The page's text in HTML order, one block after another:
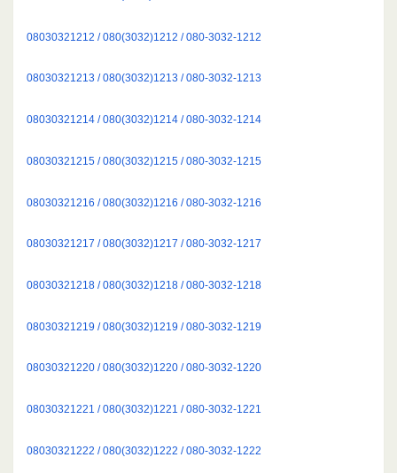
08030321212 / 080(3032)1212 / 080-3032-1212
08030321213 / 080(3032)1213 / 080-3032-1213
08030321214 / 080(3032)1214 / 080-3032-1214
08030321215 / 080(3032)1215 / 080-3032-1215
08030321216 / 080(3032)1216 / 080-3032-1216
08030321217 / 080(3032)1217 / 080-3032-1217
08030321218 / 080(3032)1218 / 080-3032-1218
08030321219 / 080(3032)1219 / 080-3032-1219
08030321220 / 080(3032)1220 / 080-3032-1220
08030321221 / 080(3032)1221 / 080-3032-1221
08030321222 / 080(3032)1222 / 080-3032-1222